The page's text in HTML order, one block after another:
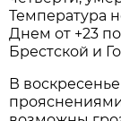
Температура
Днем от +23
Брестской и
В